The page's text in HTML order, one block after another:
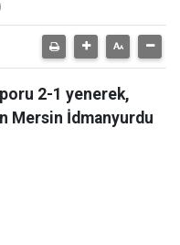
2-1 yenerek,
Mersin İdmanyurdu